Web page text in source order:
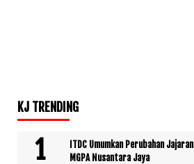
KJ TRENDING
ITDC Umumkan Perubahan
MGPA Nusantara Jaya